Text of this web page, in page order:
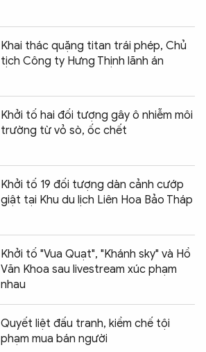
Khai thác quặng titan trái phép, Chủ
tịch Công ty Hưng Thịnh lãnh án
Khởi tố hai đối tượng gây ô nhiễm môi
trường từ vỏ sò, ốc chết
Khởi tố 19 đối tượng dàn cảnh cướp
giật tại Khu du lịch Liên Hoa Bảo Tháp
Khởi tố "Vua Quạt", "Khánh sky" và Hồ
Văn Khoa sau livestream xúc phạm
nhau
Quyết liệt đấu tranh, kiềm chế tội
phạm mua bán người